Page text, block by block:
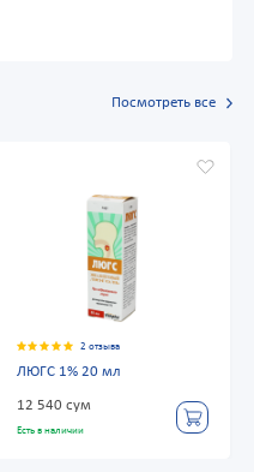
Посмотреть все
2 отзыва
ЛЮГС 1% 20 мл
12 540 сум
Есть в наличии